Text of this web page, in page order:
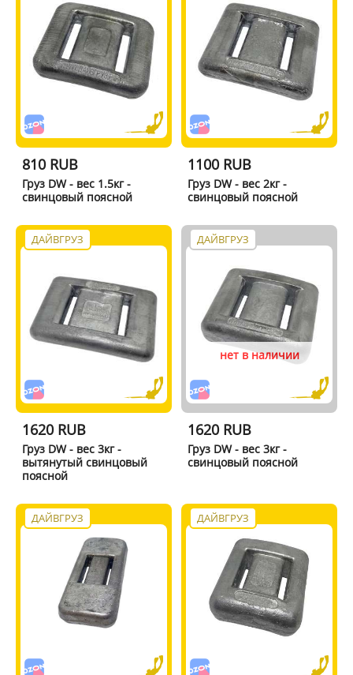
810 RUB
Груз DW - вес 1.5кг -
свинцовый поясной
1100 RUB
Груз DW - вес 2кг -
свинцовый поясной
ДАЙВГРУЗ
1620 RUB
Груз DW - вес 3кг -
вытянутый свинцовый
поясной
ДАЙВГРУЗ
нет в наличии
1620 RUB
Груз DW - вес 3кг -
свинцовый поясной
ДАЙВГРУЗ ДАЙВГРУЗ